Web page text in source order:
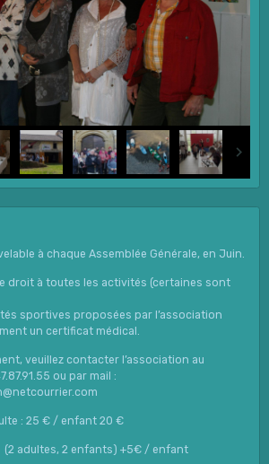
à chaque Assemblée Générale, en Juin.
droit à toutes les activités (certaines sont
sportives proposées par l’association
un certificat médical.
veuillez contacter l’association au
ou par mail :
: 25 € / enfant 20 €
(2 adultes, 2 enfants) +5€ / enfant